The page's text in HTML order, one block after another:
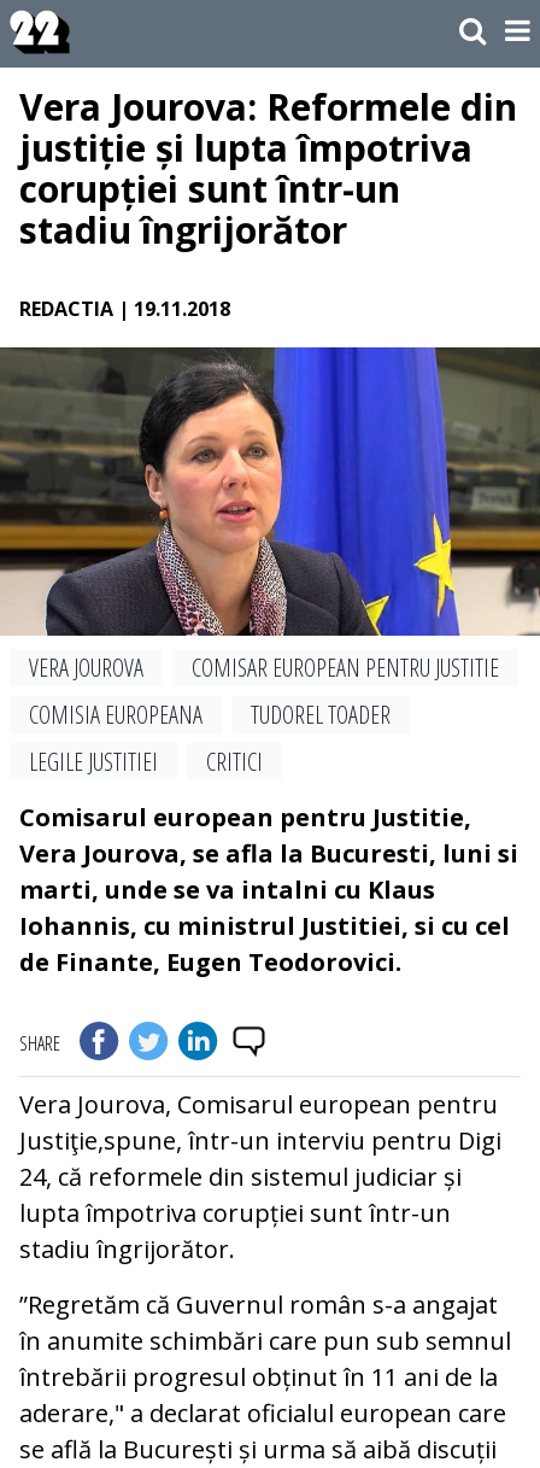
Vera Jourova: Reformele din
justiție și lupta împotriva
corupției sunt într-un
stadiu îngrijorător
REDACTIA | 19.11.2018
VERA JOUROVA
COMISAR EUROPEAN PENTRU JUSTITIE
COMISIA EUROPEANA
TUDOREL TOADER
LEGILE JUSTITIEI
CRITICI
Comisarul european pentru Justitie,
Vera Jourova, se afla la Bucuresti, luni si
marti, unde se va intalni cu Klaus
Iohannis, cu ministrul Justitiei, si cu cel
de Finante, Eugen Teodorovici.
SHARE
Vera Jourova, Comisarul european pentru
Justiţie,spune, într-un interviu pentru Digi
24, că reformele din sistemul judiciar și
lupta împotriva corupției sunt într-un
stadiu îngrijorător.
”Regretăm că Guvernul român s-a angajat
în anumite schimbări care pun sub semnul
întrebării progresul obținut în 11 ani de la
aderare," a declarat oficialul european care
se află la București și urma să aibă discuții